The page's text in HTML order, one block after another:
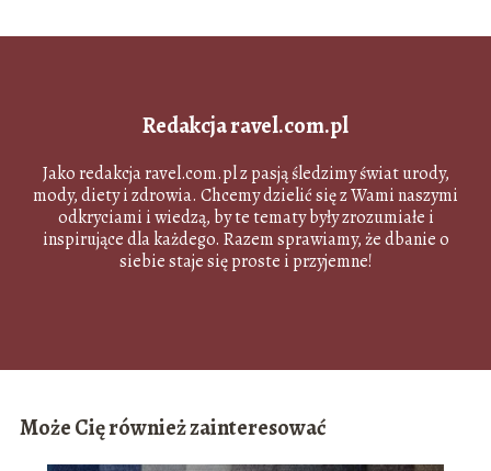
Redakcja ravel.com.pl
Jako redakcja ravel.com.pl z pasją śledzimy świat urody,
mody, diety i zdrowia. Chcemy dzielić się z Wami naszymi
odkryciami i wiedzą, by te tematy były zrozumiałe i
inspirujące dla każdego. Razem sprawiamy, że dbanie o
siebie staje się proste i przyjemne!
Może Cię również zainteresować